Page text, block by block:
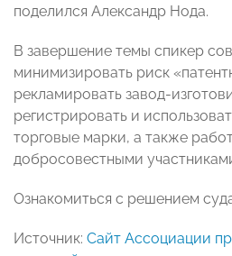
поделился Александр Нода.
В завершение темы спикер
минимизировать риск
рекламировать завод-
регистрировать и
торговые марки, а также
добросовестными
Ознакомиться с решением
Источник: Сайт Ассоциации